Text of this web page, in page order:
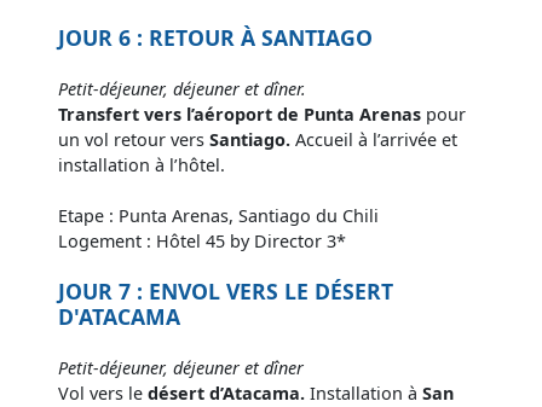
JOUR 6 : RETOUR À SANTIAGO
Petit-déjeuner, déjeuner et dîner.
Transfert vers l’aéroport de Punta Arenas pour
un vol retour vers Santiago. Accueil à l’arrivée et
installation à l’hôtel.
Etape : Punta Arenas, Santiago du Chili
Logement : Hôtel 45 by Director 3*
JOUR 7 : ENVOL VERS LE DÉSERT
D'ATACAMA
Petit-déjeuner, déjeuner et dîner
Vol vers le désert d’Atacama. Installation à San